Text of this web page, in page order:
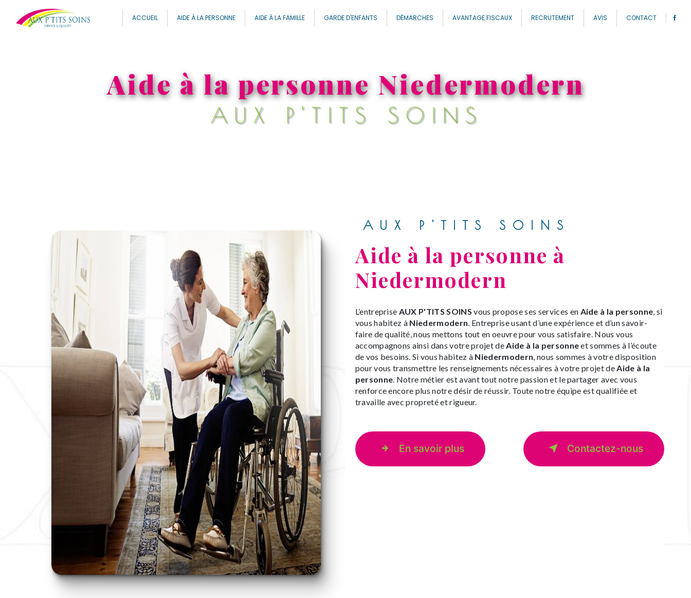
ACCUEIL AIDE À LA PERSONNE AIDE À LA FAMILLE GARDE D'ENFANTS DÉMARCHES AVANTAGE FISCAUX RECRUTEMENT AVIS CONTACT
Aide à la personne Niedermodern
AUX P'TITS SOINS
AUX P'TITS SOINS
Aide à la personne à
Niedermodern
L’entreprise AUX P'TITS SOINS vous propose ses services en Aide à la personne , si
vous habitez à Niedermodern . Entreprise usant d’une expérience et d’un savoir-
faire de qualité, nous mettons tout en oeuvre pour vous satisfaire. Nous vous
accompagnons ainsi dans votre projet de Aide à la personneet sommes à l’écoute
de vos besoins. Si vous habitez à Niedermodern , nous sommes à votre disposition
pour vous transmettre les renseignements nécessaires à votre projet de Aide à la
personne . Notre métier est avant tout notre passion et le partager avec vous
renforce encore plus notre désir de réussir. Toute notre équipe est qualifiée et
travaille avec propreté et rigueur.
En savoir plus Contactez-nous
Panneau de gestion des cookies